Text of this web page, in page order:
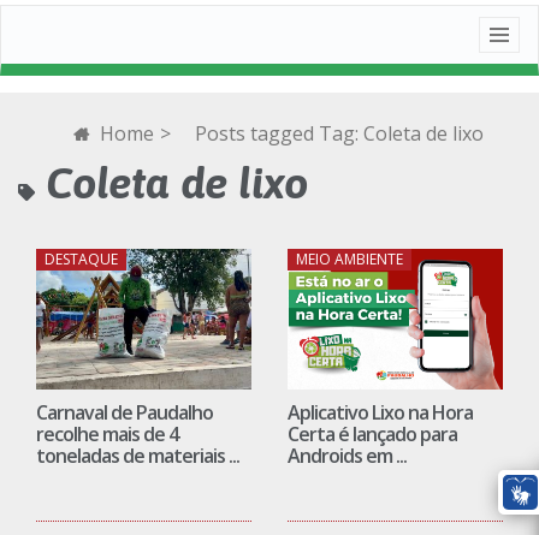
Home > Posts tagged Tag: Coleta de lixo
Coleta de lixo
DESTAQUE
Carnaval de Paudalho
recolhe mais de 4
toneladas de materiais ...
MEIO AMBIENTE
Aplicativo Lixo na Hora
Certa é lançado para
Androids em ...